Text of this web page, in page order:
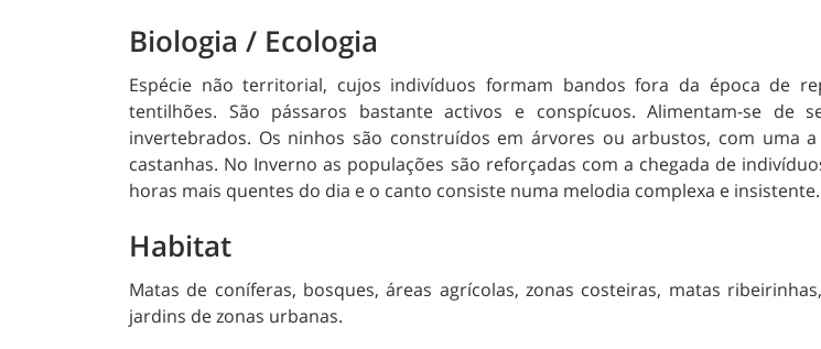
Biologia / Ecologia
Espécie não territorial, cujos indivíduos formam bandos fora da época de
tentilhões. São pássaros bastante activos e conspícuos. Alimentam-se de
invertebrados. Os ninhos são construídos em árvores ou arbustos, com uma
castanhas. No Inverno as populações são reforçadas com a chegada de
horas mais quentes do dia e o canto consiste numa melodia complexa e insistente.
Habitat
Matas de coníferas, bosques, áreas agrícolas, zonas costeiras, matas
jardins de zonas urbanas.